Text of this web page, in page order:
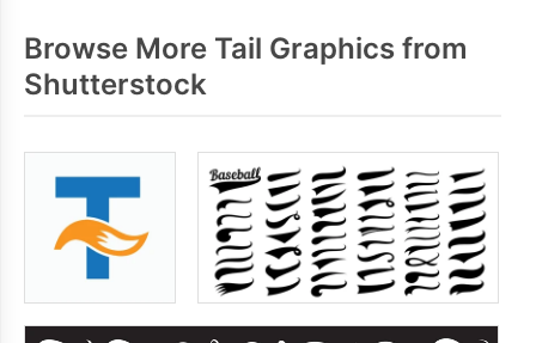
Browse More Tail Graphics from
Shutterstock